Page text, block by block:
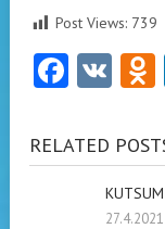
Post Views: 739
VK
RELATED
27.4.2021